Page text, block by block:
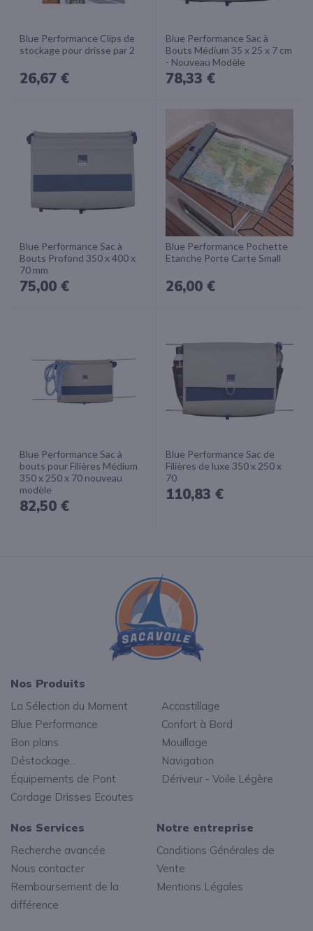
Blue Performance Clips de
stockage pour drisse par 2
26,67 €
Blue Performance Sac à
Bouts Médium 35 x 25 x 7 cm
- Nouveau Modèle
78,33 €
Blue Performance Sac à
Bouts Profond 350 x 400 x
70 mm
75,00 €
Blue Performance Pochette
Etanche Porte Carte Small
26,00 €
Blue Performance Sac à
bouts pour Filières Médium
350 x 250 x 70 nouveau
modèle
82,50 €
Blue Performance Sac de
Filières de luxe 350 x 250 x
70
110,83 €
Nos Services
Recherche avancée
Nous contacter
Remboursement de la
différence
Notre entreprise
Conditions Générales de
Vente
Mentions Légales
Nos Produits
La Sélection du Moment
Blue Performance
Bon plans
Déstockage...
Équipements de Pont
Cordage Drisses Ecoutes
Accastillage
Confort à Bord
Mouillage
Navigation
Dériveur - Voile Légère